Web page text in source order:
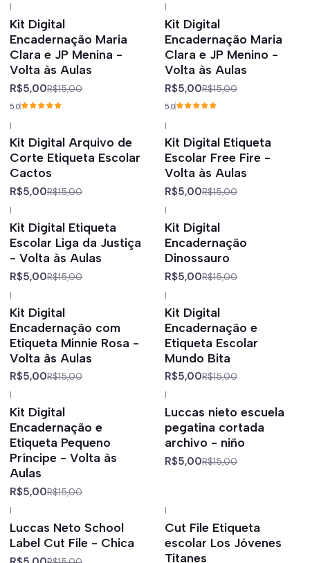
|
Kit Digital
Encadernação Maria
Clara e JP Menina -
Volta às Aulas
R$5,00R$15,00
5.0
|
Kit Digital
Encadernação Maria
Clara e JP Menino -
Volta às Aulas
R$5,00R$15,00
5.0
|
Kit Digital Arquivo de
Corte Etiqueta Escolar
Cactos
R$5,00R$15,00
|
Kit Digital Etiqueta
Escolar Free Fire -
Volta às Aulas
R$5,00R$15,00
|
Kit Digital Etiqueta
Escolar Liga da Justiça
- Volta às Aulas
R$5,00R$15,00
|
Kit Digital
Encadernação
Dinossauro
R$5,00R$15,00
|
Kit Digital
Encadernação com
Etiqueta Minnie Rosa -
Volta âs Aulas
R$5,00R$15,00
|
Kit Digital
Encadernação e
Etiqueta Escolar
Mundo Bita
R$5,00R$15,00
|
Kit Digital
Encadernação e
Etiqueta Pequeno
Príncipe - Volta às
Aulas
R$5,00R$15,00
|
Luccas nieto escuela
pegatina cortada
archivo - niño
R$5,00R$15,00
|
Luccas Neto School
Label Cut File - Chica
|
Cut File Etiqueta
escolar Los Jóvenes
Titanes